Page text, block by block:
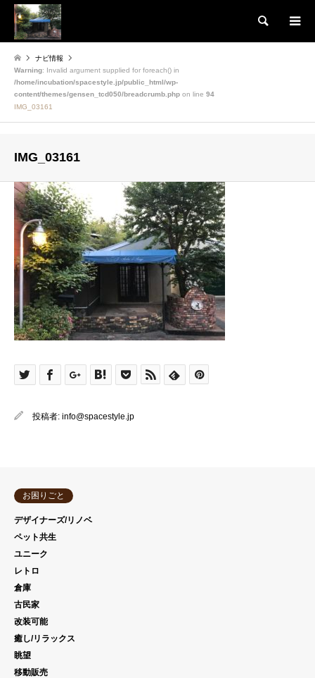
検索
ナビ情報
Warning: Invalid argument supplied for foreach() in
/home/incubation/spacestyle.jp/public_html/wp-
content/themes/gensen_tcd050/breadcrumb.php on line 94
IMG_03161
IMG_03161
投稿者: info@spacestyle.jp
お困りごと
デザイナーズ/リノベ
ペット共生
ユニーク
レトロ
倉庫
古民家
改装可能
癒し/リラックス
眺望
移動販売